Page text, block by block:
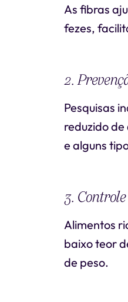
As fibras
fezes,
2.
Pesquisas
reduzido
e alguns
3.
Alimentos
baixo teor
de peso.